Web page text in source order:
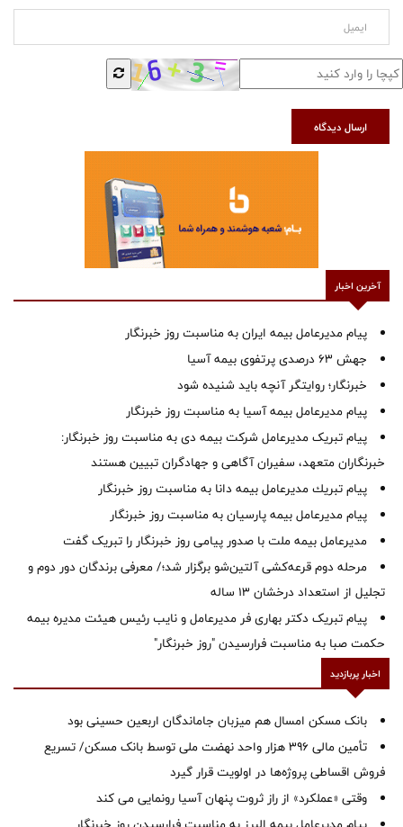
ارسال دیدگاه
آخرین اخبار
پیام مدیرعامل بیمه ایران به مناسبت روز خبرنگار
جهش ۶۳ درصدی پرتفوی بیمه آسیا
خبرنگار؛ روایتگر آنچه باید شنیده شود
پیام مدیرعامل بیمه آسیا به مناسبت روز خبرنگار
پیام تبریک مدیرعامل شرکت بیمه دی به مناسبت روز خبرنگار:
خبرنگاران متعهد، سفیران آگاهی و جهادگران تبیین هستند
پیام ‌تبریك‌ مدیرعامل بیمه دانا به مناسبت روز خبرنگار
پیام مدیرعامل بیمه پارسیان به مناسبت روز خبرنگار
مدیرعامل بیمه ملت با صدور پیامی روز خبرنگار را تبریک گفت
مرحله دوم قرعه‌کشی آلتین‌شو برگزار شد؛/ معرفی برندگان دور دوم و
تجلیل از استعداد درخشان ۱۳ ساله
پیام تبریک دکتر بهاری فر مدیرعامل و نایب رئیس هیئت مدیره بیمه
حکمت صبا به مناسبت فرارسیدن "روز خبرنگار"
اخبار پربازدید
بانک مسکن امسال هم میزبان جاماندگان اربعین حسینی بود
تأمین مالی ۳۹۶ هزار واحد نهضت ملی توسط بانک مسکن/ تسریع
فروش اقساطی پروژه‌ها در اولویت قرار گیرد
وقتی «عملکرد» از راز ثروت پنهان آسیا رونمایی می کند